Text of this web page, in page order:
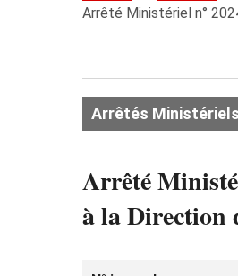
Arrêté Ministériel n°
Arrêtés Ministériels
Arrêté
à la Direction